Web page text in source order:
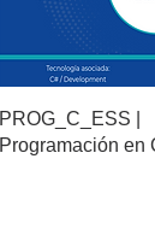
PROG_C_ESS |
Programación en